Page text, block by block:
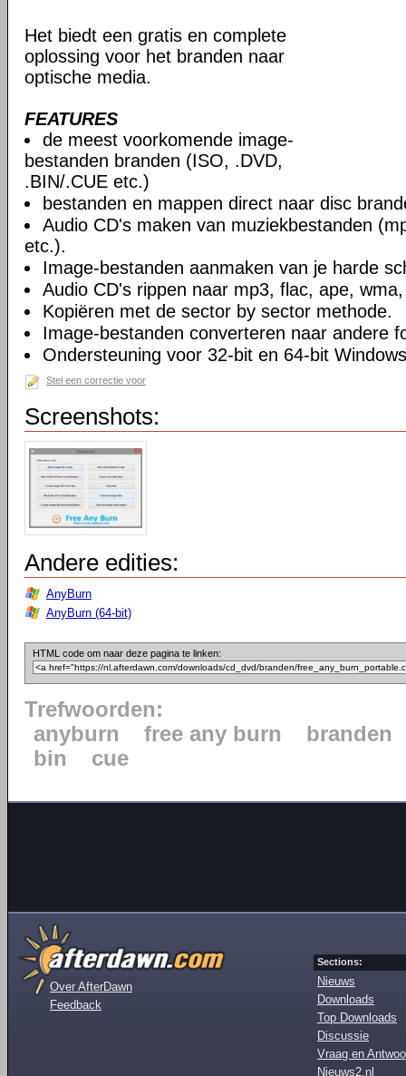
Het biedt een gratis en complete
oplossing voor het branden naar
optische media.
FEATURES
de meest voorkomende image-
bestanden branden (ISO, .DVD,
.BIN/.CUE etc.)
bestanden en mappen direct naar disc
Audio CD's maken van muziekbestanden
etc.).
Image-bestanden aanmaken van je harde
Audio CD's rippen naar mp3, flac, ape,
Kopiëren met de sector by sector methode.
Image-bestanden converteren naar andere
Ondersteuning voor 32-bit en 64-bit
Stel een correctie voor
Screenshots:
Andere edities:
AnyBurn
AnyBurn (64-bit)
HTML code om naar deze pagina te linken:
Trefwoorden:
anyburn
free any burn
branden
bin
cue
Over AfterDawn
Feedback
Sections:
Nieuws
Downloads
Top Downloads
Discussie
Vraag en
Nieuws2.nl